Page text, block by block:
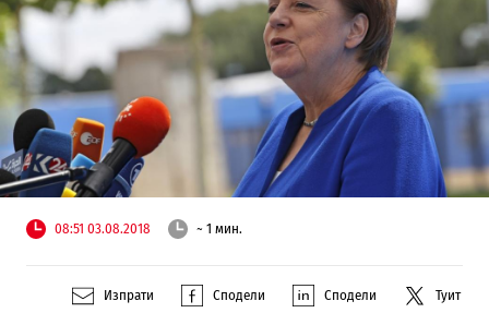
08:51 03.08.2018 ~ 1 мин.
Изпрати Сподели Сподели Туит